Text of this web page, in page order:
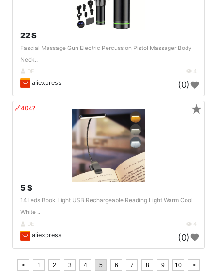
22 $
Fascial Massage Gun Electric Percussion Pistol Massager Body
Neck..
DE 4
aliexpress (0)
🔗404?
5 $
14Leds Book Light USB Rechargeable Reading Light Warm Cool
White ..
DE 4
aliexpress (0)
★
< 1 2 3 4 5 6 7 8 9 10 >